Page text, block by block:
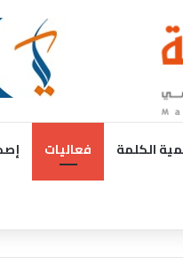
الكلمة فعاليات